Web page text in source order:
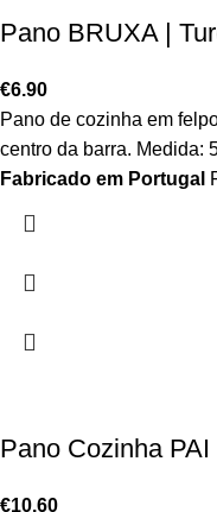
Pano BRUXA |
€6.90
Pano de cozinha em
centro da barra. Medida:
Fabricado em Portugal
Pano Cozinha PAI
€10.60